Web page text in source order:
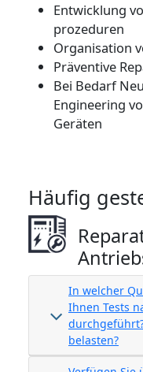
Entwicklung
prozeduren
Organisation
Präventive
Bei Bedarf
Engineering
Geräten
Häufig
In welcher
Ihnen Tests
belasten?